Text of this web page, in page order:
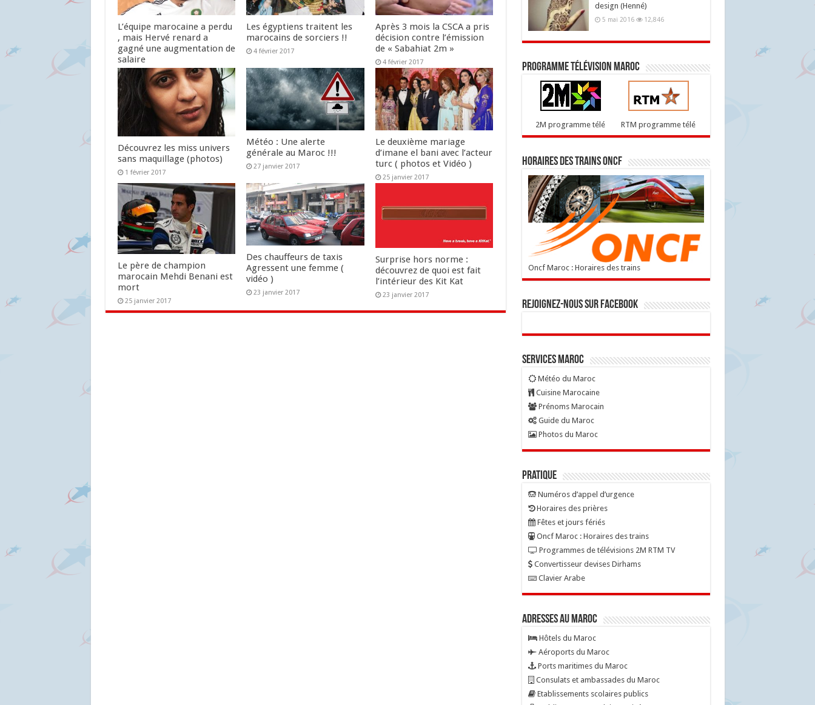
L’équipe marocaine a perdu
, mais Hervé renard a
gagné une augmentation de
salaire
5 février 2017
Les égyptiens traitent les
marocains de sorciers !!
4 février 2017
Après 3 mois la CSCA a pris
décision contre l’émission
de « Sabahiat 2m »
4 février 2017
Découvrez les miss univers
sans maquillage (photos)
1 février 2017
Météo : Une alerte
générale au Maroc !!!
27 janvier 2017
Le deuxième mariage
d’imane el bani avec l’acteur
turc ( photos et Vidéo )
25 janvier 2017
Le père de champion
marocain Mehdi Benani est
mort
25 janvier 2017
Des chauffeurs de taxis
Agressent une femme (
vidéo )
23 janvier 2017
Surprise hors norme :
découvrez de quoi est fait
l’intérieur des Kit Kat
23 janvier 2017
design (Henné)
5 mai 2016 12,846
Programme télévision maroc
2M programme télé RTM programme télé
Horaires des trains ONCF
Oncf Maroc : Horaires des trains
Rejoignez-nous sur Facebook
Services Maroc
Météo du Maroc
Cuisine Marocaine
Prénoms Marocain
Guide du Maroc
Photos du Maroc
Pratique
Numéros d’appel d’urgence
Horaires des prières
Fêtes et jours fériés
Oncf Maroc : Horaires des trains
Programmes de télévisions 2M RTM TV
Convertisseur devises Dirhams
Clavier Arabe
Adresses au Maroc
Hôtels du Maroc
Aéroports du Maroc
Ports maritimes du Maroc
Consulats et ambassades du Maroc
Etablissements scolaires publics